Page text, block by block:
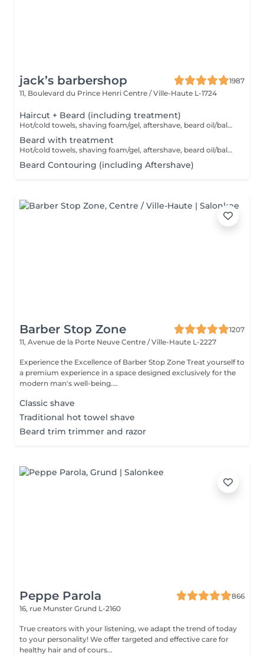
jack’s barbershop
1987
11, Boulevard du Prince Henri Centre / Ville-Haute L-1724
Haircut + Beard (including treatment)
Hot/cold towels, shaving foam/gel, aftershave, beard oil/balm and wax or gel
Beard with treatment
Hot/cold towels, shaving foam/gel, aftershave, beard oil/balm and wax or gel
Beard Contouring (including Aftershave)
Barber Stop Zone
1207
11, Avenue de la Porte Neuve Centre / Ville-Haute L-2227
Experience the Excellence of Barber Stop Zone Treat yourself to
a premium experience in a space designed exclusively for the
modern man's well-being....
Classic shave
Traditional hot towel shave
Beard trim trimmer and razor
Peppe Parola
866
16, rue Munster Grund L-2160
True creators with your listening, we adapt the trend of today
to your personality! We offer targeted and effective care for
healthy hair and of cours...